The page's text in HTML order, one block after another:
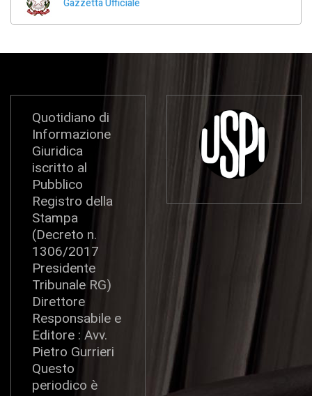
Quotidiano di
Informazione
Giuridica
iscritto al
Pubblico
Registro della
Stampa
(Decreto n.
1306/2017
Presidente
Tribunale RG)
Direttore
Responsabile e
Editore : Avv.
Pietro Gurrieri
Questo
periodico è